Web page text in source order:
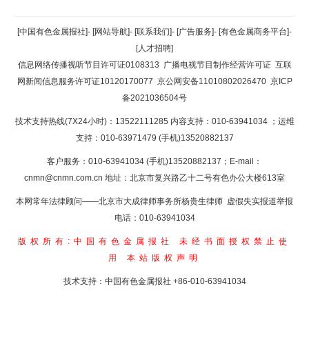
返回顶部
返回首页
[中国有色金属报社]- [网站导航]- [联系我们]- [广告服务]- [有色金属商务平台]-
[人才招聘]
信息网络传播视听节目许可证0108313 广播电视节目制作经营许可证 互联
网新闻信息服务许可证10120170077 京公网安备11010802026470 京ICP
备2021036504号
技术支持热线(7X24小时)：13522111285 内容支持：010-63941034 ；运维
支持：010-63971479 (手机)13520882137
客户服务：010-63941034 (手机)13520882137；E-mail：
cnmn@cnmn.com.cn 地址：北京市复兴路乙十二号有色办公大楼613室
本网常年法律顾问——北京市大成律师事务所杨贵生律师 虚假失实报道举报
电话：010-63941034
版权所有:中国有色金属报社
未经书面授权禁止使
用 本站版权声明
技术支持：中国有色金属报社 +86-010-63941034